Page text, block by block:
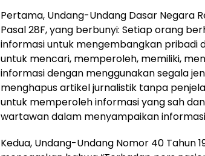
Pertama, Undang-Undang Dasar Negara
Pasal 28F, yang berbunyi: Setiap orang
informasi untuk mengembangkan pribadi
untuk mencari, memperoleh, memiliki,
informasi dengan menggunakan segala
menghapus artikel jurnalistik tanpa
untuk memperoleh informasi yang sah
wartawan dalam menyampaikan
Kedua, Undang-Undang Nomor 40 Tahun